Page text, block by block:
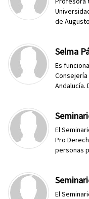
de
Selma
Es
Andalucía.
El
Pro
personas
El